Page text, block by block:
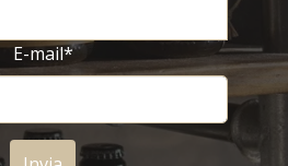
E-mail*